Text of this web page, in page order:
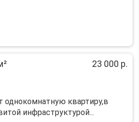
23 000 р.
однокомнатную квартиру,в
инфраструктурой...